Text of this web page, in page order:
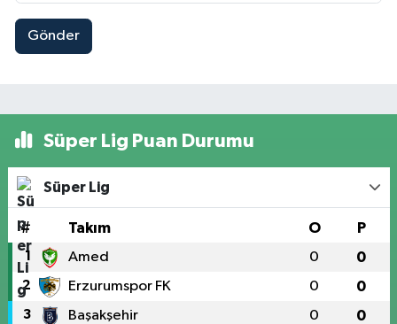
Gönder
Süper Lig Puan Durumu
Süper Lig
# Takım O P
1 Amed 0 0
2 Erzurumspor FK 0 0
3 Başakşehir 0 0